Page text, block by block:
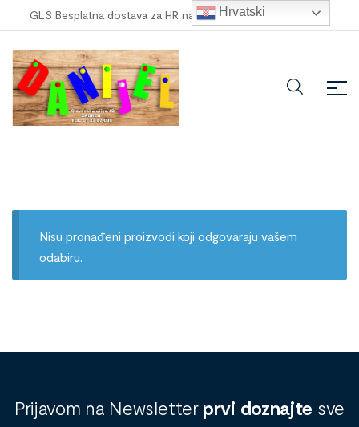
GLS Besplatna dostava za HR narudžbe veće od 100,00 €
Nisu pronađeni proizvodi koji odgovaraju vašem
odabiru.
Prijavom na Newsletter prvi doznajte sve
Hrvatski